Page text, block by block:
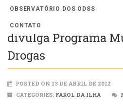
OBSERVATÓRIO DOS ODSS
CONTATO
COMSOD –
divulga Programa
Drogas
POSTED ON 13 DE ABRIL DE 2012
CATEGORIES: FAROL DA ILHA